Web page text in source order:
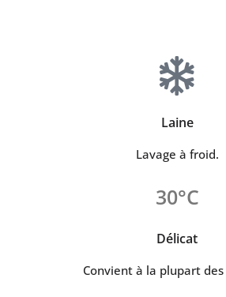
Laine
Lavage à froid.
30°C
Délicat
Convient à la plupart